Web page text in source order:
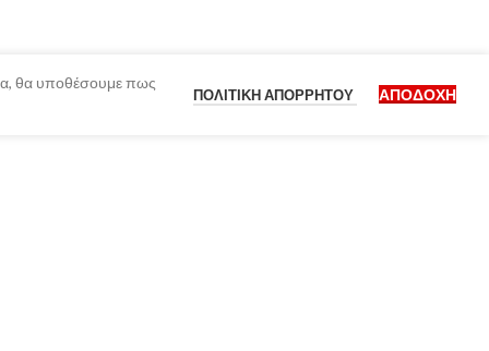
θα υποθέσουμε πως
ΠΟΛΙΤΙΚΉ ΑΠΟΡΡΉΤΟΥ ΑΠΟΔΟΧΉ